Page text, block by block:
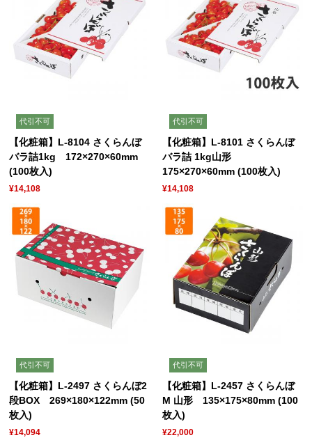
代引不可
【化粧箱】L-8104 さくらんぼ
バラ詰1kg 172×270×60mm
(100枚入)
¥14,108
代引不可
【化粧箱】L-8101 さくらんぼ
バラ詰 1kg山形
175×270×60mm (100枚入)
¥14,108
代引不可
【化粧箱】L-2497 さくらんぼ2
段BOX 269×180×122mm (50
枚入)
¥14,094
代引不可
【化粧箱】L-2457 さくらんぼ
M 山形 135×175×80mm (100
枚入)
¥22,000